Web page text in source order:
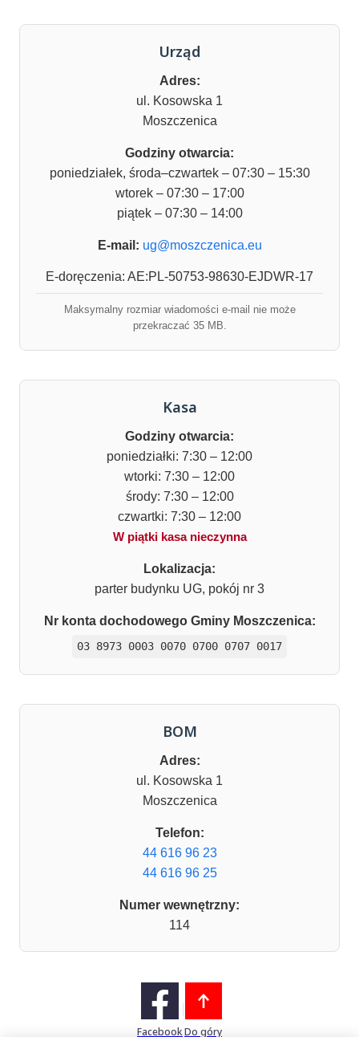
Urząd
Adres:
ul. Kosowska 1
Moszczenica
Godziny otwarcia:
poniedziałek, środa–czwartek – 07:30 – 15:30
wtorek – 07:30 – 17:00
piątek – 07:30 – 14:00
E-mail: ug@moszczenica.eu
E-doręczenia: AE:PL-50753-98630-EJDWR-17
Maksymalny rozmiar wiadomości e-mail nie może
przekraczać 35 MB.
Kasa
Godziny otwarcia:
poniedziałki: 7:30 – 12:00
wtorki: 7:30 – 12:00
środy: 7:30 – 12:00
czwartki: 7:30 – 12:00
W piątki kasa nieczynna
Lokalizacja:
parter budynku UG, pokój nr 3
Nr konta dochodowego Gminy Moszczenica:
03 8973 0003 0070 0700 0707 0017
BOM
Adres:
ul. Kosowska 1
Moszczenica
Telefon:
44 616 96 23
44 616 96 25
Numer wewnętrzny:
114
FacebookDo góry